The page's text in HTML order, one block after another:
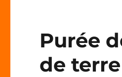
Purée
de